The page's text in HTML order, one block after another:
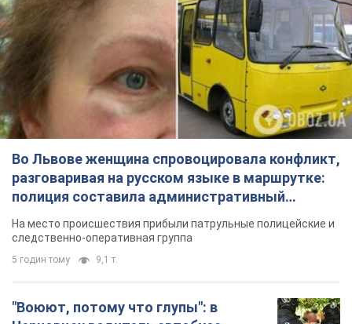
Во Львове женщина спровоцировала конфликт,
разговаривая на русском языке в маршрутке:
полиция составила административный
протокол. Видео
На место происшествия прибыли патрульные полицейские и
следственно-оперативная группа
5 годин тому 9,1 т.
"Воюют, потому что глупы": в